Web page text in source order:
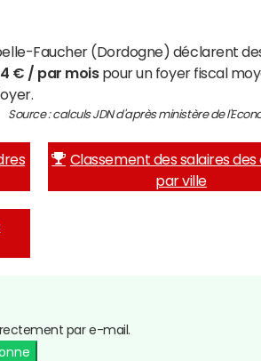
Faucher (Dordogne) déclarent
€ / par moispour un foyer fiscal
Source : calculs JDN d'après ministère de
Classement des salaires des
par ville
par e-mail.